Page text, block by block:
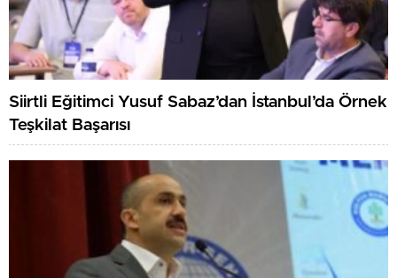
Siirtli Eğitimci Yusuf Sabaz’dan İstanbul’da Örnek
Teşkilat Başarısı